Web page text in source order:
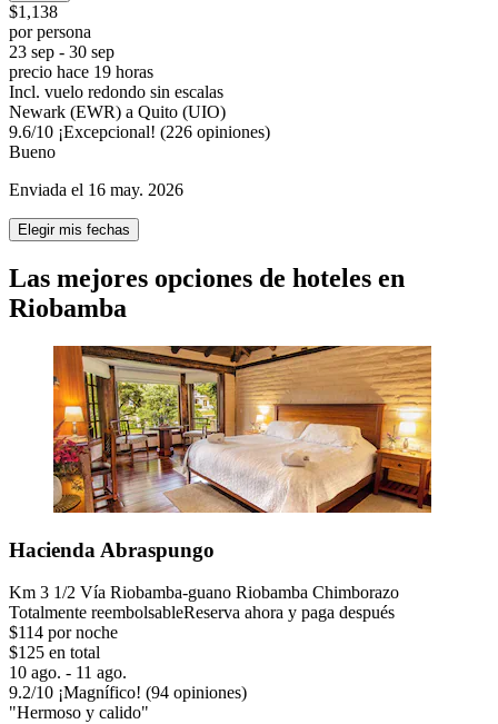
$1,138
por persona
23 sep - 30 sep
precio hace 19 horas
Incl. vuelo redondo sin escalas
Newark (EWR) a Quito (UIO)
9.6/10 ¡Excepcional! (226 opiniones)
Bueno
Enviada el 16 may. 2026
Elegir mis fechas
Las mejores opciones de hoteles en
Riobamba
Hacienda Abraspungo
Km 3 1/2 Vía Riobamba-guano Riobamba Chimborazo
Totalmente reembolsableReserva ahora y paga después
$114 por noche
$125 en total
10 ago. - 11 ago.
9.2/10 ¡Magnífico! (94 opiniones)
"Hermoso y calido"